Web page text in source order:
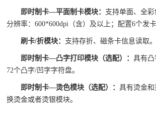
即时制卡—平面制卡模块： 支持单面、全
分辨率：600*600dpi（含）及以上；配置6个发卡
刷卡/折模块： 支持存折、磁条卡信息读取。
即时制卡—凸字打印模块（选配）：具有
72个凸字/凹字字符盘。
即时制卡—烫色模块（选配）：具有烫金
换烫金或者烫银模块。